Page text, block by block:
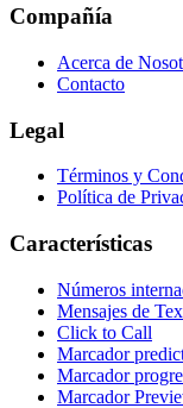
Compañía
Acerca de
Contacto
Legal
Términos y
Política de
Características
Números
Mensajes de
Click to Call
Marcador
Marcador
Marcador